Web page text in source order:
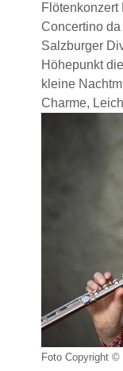
Flötenkonzert
Concertino
Salzburger
Höhepunkt
kleine
Charme,
Foto Copyright ©